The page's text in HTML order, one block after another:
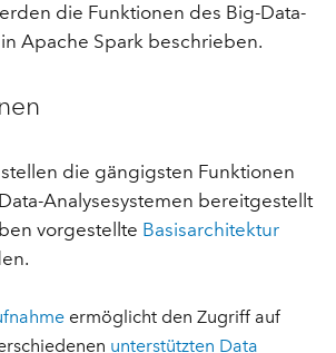
die Funktionen des Big-Data-
Apache Spark beschrieben.
die gängigsten Funktionen
Analysesystemen bereitgestellt
vorgestellte Basisarchitektur
ermöglicht den Zugriff auf
unterstützten Data